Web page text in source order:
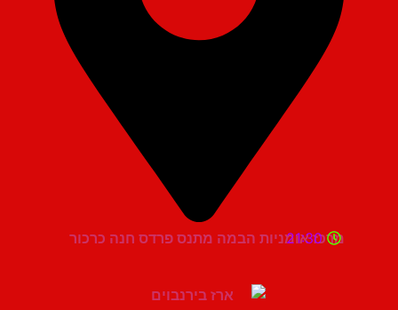
מרכז אומניות הבמה מתנס פרדס חנה כרכור
21:30